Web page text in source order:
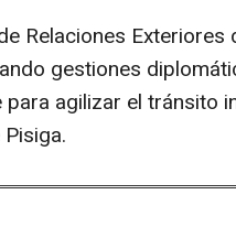
Relaciones Exteriores
gestiones
agilizar el tránsito